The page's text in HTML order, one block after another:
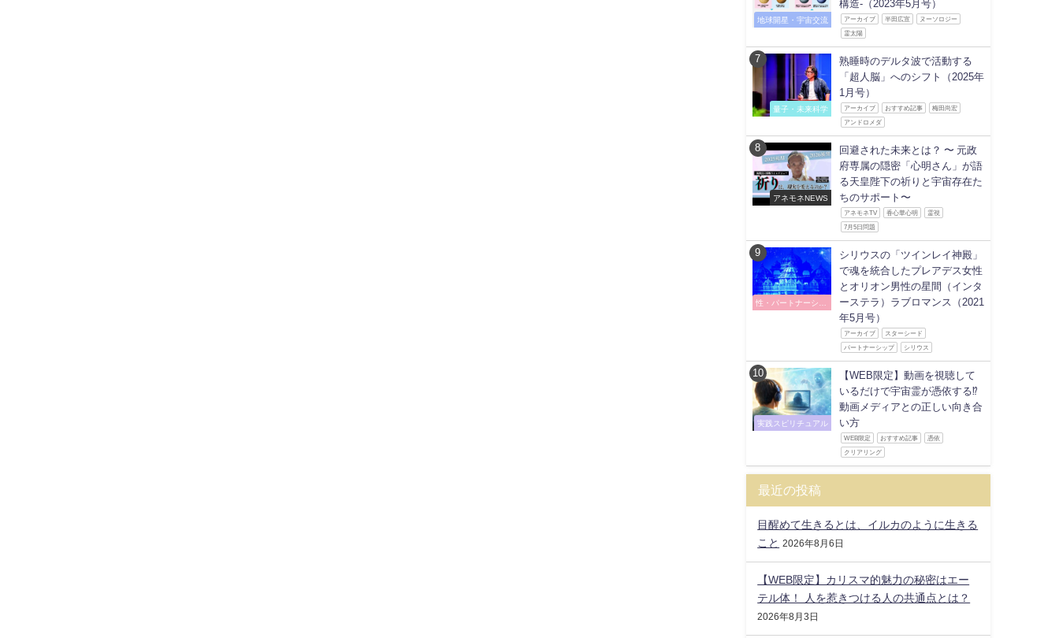
地球開星・宇宙交流
構造-（2023年5月号）
アーカイブ 半田広宣 ヌーソロジー
霊太陽
量子・未来科学
熟睡時のデルタ波で活動する
「超人脳」へのシフト（2025年
1月号）
アーカイブ おすすめ記事 梅田尚宏
アンドロメダ
アネモネNEWS
回避された未来とは？ 〜 元政
府専属の隠密「心明さん」が語
る天皇陛下の祈りと宇宙存在た
ちのサポート〜
アネモネTV 香心華心明 霊視
7月5日問題
性・パートナーシッ
シリウスの「ツインレイ神殿」
で魂を統合したプレアデス女性
とオリオン男性の星間（インタ
ーステラ）ラブロマンス（2021
年5月号）
アーカイブ スターシード
パートナーシップ シリウス
実践スピリチュアル
【WEB限定】動画を視聴して
いるだけで宇宙霊が憑依する⁉
動画メディアとの正しい向き合
い方
WEB限定 おすすめ記事 憑依
クリアリング
最近の投稿
目醒めて生きるとは、イルカのように生きる
こと 2026年8月6日
【WEB限定】カリスマ的魅力の秘密はエー
テル体！ 人を惹きつける人の共通点とは？
2026年8月3日